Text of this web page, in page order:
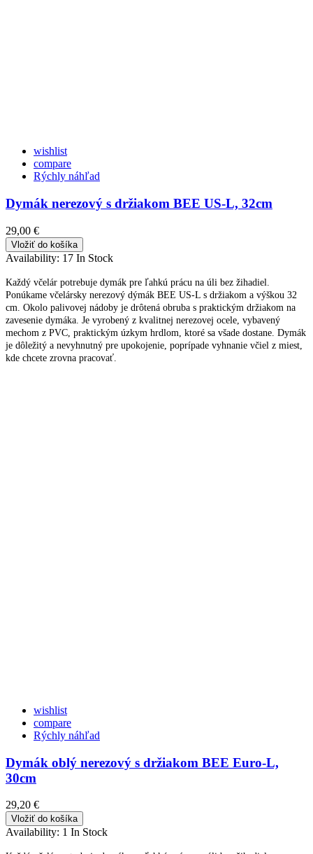
wishlist
compare
Rýchly náhľad
Dymák nerezový s držiakom BEE US-L, 32cm
29,00 €
Vložiť do košíka
Availability: 17 In Stock
Každý včelár potrebuje dymák pre ľahkú prácu na úli bez žihadiel.
Ponúkame včelársky nerezový dýmák BEE US-L s držiakom a výškou 32
cm. Okolo palivovej nádoby je drôtená obruba s praktickým držiakom na
zavesenie dymáka. Je vyrobený z kvalitnej nerezovej ocele, vybavený
mechom z PVC, praktickým úzkym hrdlom, ktoré sa všade dostane. Dymák
je dôležitý a nevyhnutný pre upokojenie, poprípade vyhnanie včiel z miest,
kde chcete zrovna pracovať.
wishlist
compare
Rýchly náhľad
Dymák oblý nerezový s držiakom BEE Euro-L,
30cm
29,20 €
Vložiť do košíka
Availability: 1 In Stock